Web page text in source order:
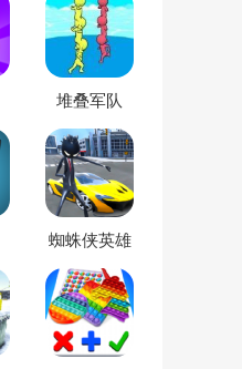
堆叠军队
蜘蛛侠英雄